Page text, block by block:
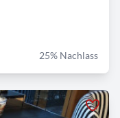
25% Nachlass